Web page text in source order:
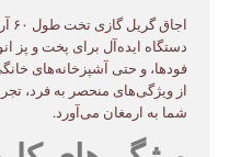
دستگاه ایده‌آل برای پخت و پز
فودها، و حتی آشپزخانه‌های
از ویژگی‌های منحصر به فرد،
شما به ارمغان می‌آورد.